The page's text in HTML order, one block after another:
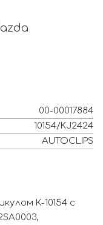
00-00017884
10154/KJ2424
AUTOCLIPS
К-10154 с